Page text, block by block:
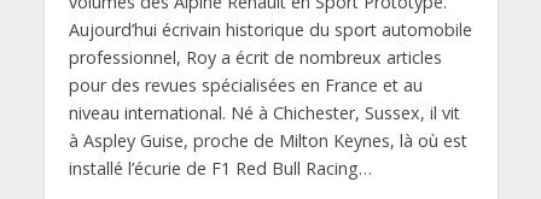
Aujourd’hui écrivain historique du sport automobile
professionnel, Roy a écrit de nombreux articles
pour des revues spécialisées en France et au
niveau international. Né à Chichester, Sussex, il vit
à Aspley Guise, proche de Milton Keynes, là où est
installé l’écurie de F1 Red Bull Racing…